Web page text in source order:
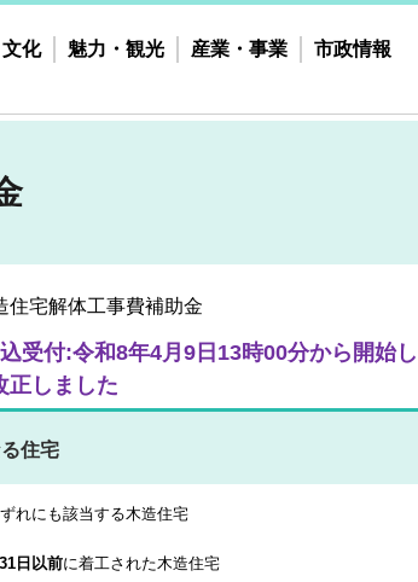
化 魅力・観光 産業・事業 市政情報
住宅解体工事費補助金
受付:令和8年4月9日13時00分から開始
正しました
住宅
れにも該当する木造住宅
日以前に着工された木造住宅